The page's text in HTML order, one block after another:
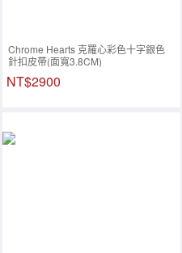
Chrome Hearts 克羅心彩色十字銀色
針扣皮帶(面寬3.8CM)
NT$2900